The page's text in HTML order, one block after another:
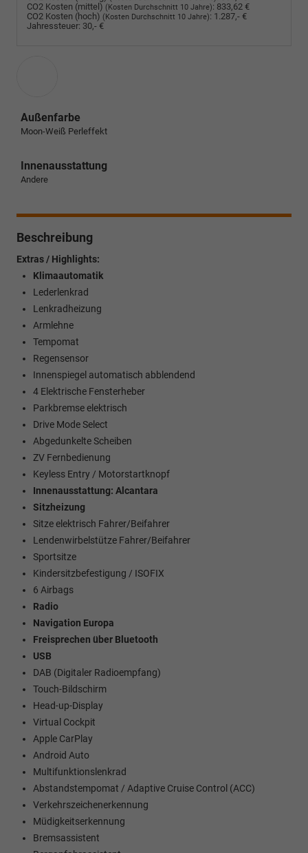
CO2 Kosten (mittel) (Kosten Durchschnitt 10 Jahre): 833,62 €
CO2 Kosten (hoch) (Kosten Durchschnitt 10 Jahre): 1.287,- €
Jahressteuer: 30,- €
Außenfarbe
Moon-Weiß Perleffekt
Innenausstattung
Andere
Beschreibung
Extras / Highlights:
Klimaautomatik
Lederlenkrad
Lenkradheizung
Armlehne
Tempomat
Regensensor
Innenspiegel automatisch abblendend
4 Elektrische Fensterheber
Parkbremse elektrisch
Drive Mode Select
Abgedunkelte Scheiben
ZV Fernbedienung
Keyless Entry / Motorstartknopf
Innenausstattung: Alcantara
Sitzheizung
Sitze elektrisch Fahrer/Beifahrer
Lendenwirbelstütze Fahrer/Beifahrer
Sportsitze
Kindersitzbefestigung / ISOFIX
6 Airbags
Radio
Navigation Europa
Freisprechen über Bluetooth
USB
DAB (Digitaler Radioempfang)
Touch-Bildschirm
Head-up-Display
Virtual Cockpit
Apple CarPlay
Android Auto
Multifunktionslenkrad
Abstandstempomat / Adaptive Cruise Control (ACC)
Verkehrszeichenerkennung
Müdigkeitserkennung
Bremsassistent